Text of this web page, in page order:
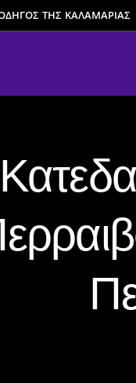
ΤΗΣ ΚΑΛΑΜΑΡΙΑΣ